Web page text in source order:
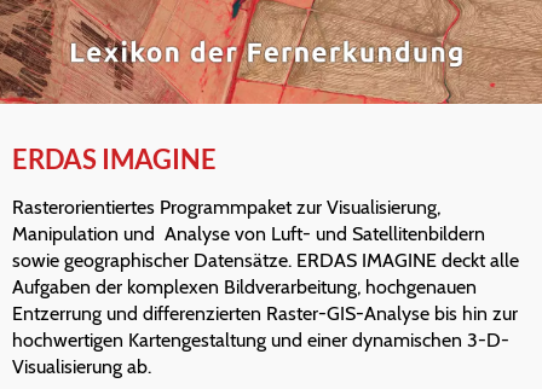
ERDAS IMAGINE
Rasterorientiertes Programmpaket zur Visualisierung,
Manipulation und Analyse von Luft- und Satellitenbildern
sowie geographischer Datensätze. ERDAS IMAGINE deckt alle
Aufgaben der komplexen Bildverarbeitung, hochgenauen
Entzerrung und differenzierten Raster-GIS-Analyse bis hin zur
hochwertigen Kartengestaltung und einer dynamischen 3-D-
Visualisierung ab.